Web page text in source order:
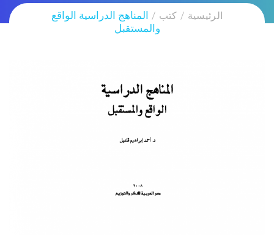
الرئيسية كتب
المناهج الدراسية الواقع
والمستقبل